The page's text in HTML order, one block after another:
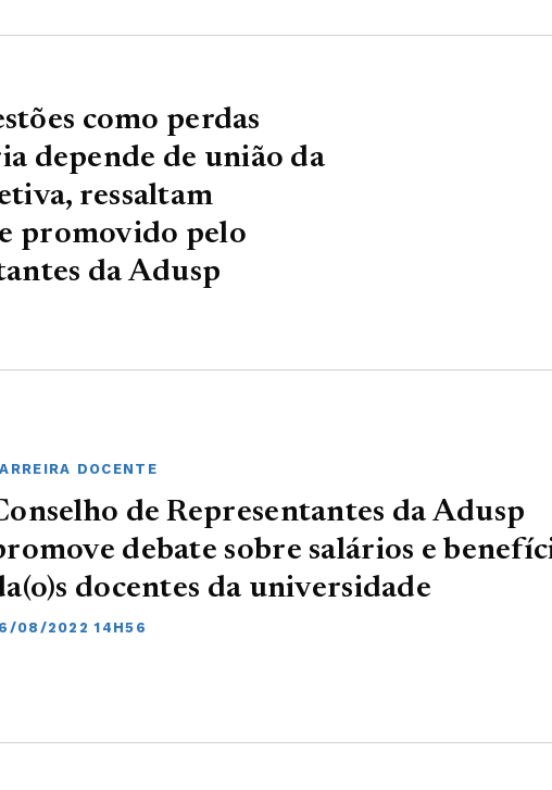
como perdas
depende de união da
ressaltam
promovido pelo
da Adusp
DOCENTE
de Representantes da Adusp
debate sobre salários e
docentes da universidade
08/2022 14H56